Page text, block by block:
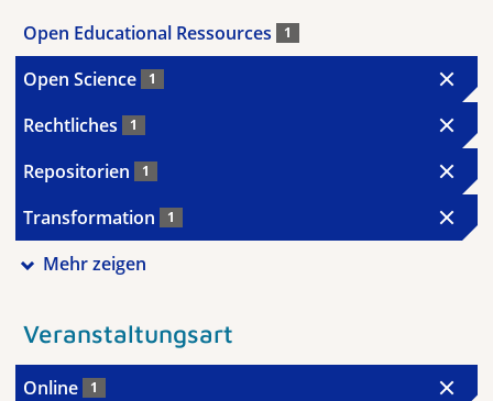
Open Educational Ressources 1
Open Science 1
Rechtliches 1
Repositorien 1
Transformation 1
Mehr zeigen
Veranstaltungsart
Online 1